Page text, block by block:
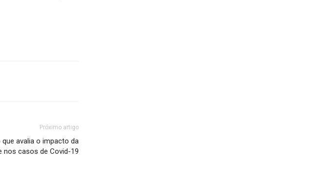
Próximo artigo
avalia o impacto da
nos casos de Covid-19